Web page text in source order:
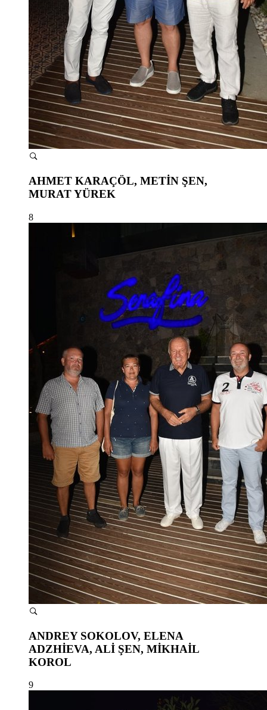
AHMET KARAÇÖL, METİN ŞEN,
MURAT YÜREK
8
ANDREY SOKOLOV, ELENA
ADZHİEVA, ALİ ŞEN, MİKHAİL
KOROL
9